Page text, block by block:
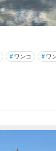
# ワンコ # ワ